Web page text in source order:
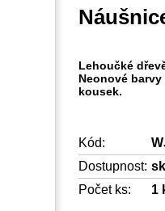
Lehoučké
Neonové
kousek.
Kód:
Dostupnost:
Počet ks:
1